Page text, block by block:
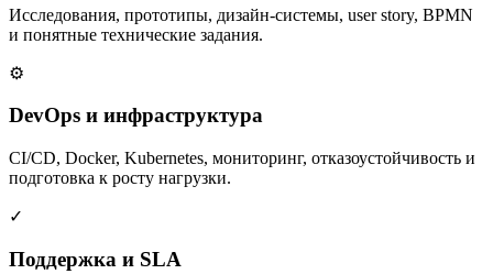
Исследования, прототипы, дизайн-системы, user story, BPMN
и понятные технические задания.
⚙
DevOps и инфраструктура
CI/CD, Docker, Kubernetes, мониторинг, отказоустойчивость и
подготовка к росту нагрузки.
✓
Поддержка и SLA